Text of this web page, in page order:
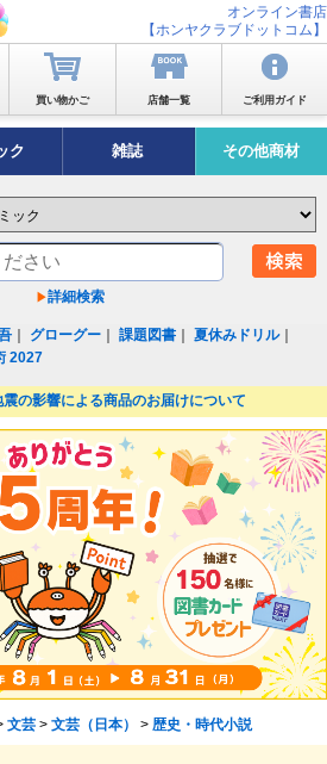
オンライン書店
【ホンヤクラブドットコム】
買い物かご 店舗一覧 ご利用ガイド
ク 雑誌 その他商材
詳細検索
グローグー ｜課題図書 ｜夏休みドリル｜
2027
震の影響による商品のお届けについて
文芸> 文芸（日本） > 歴史・時代小説